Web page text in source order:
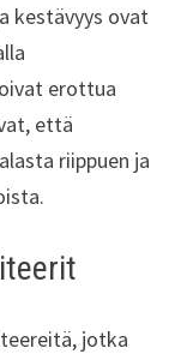
kestävyys ovat
erottua
että
riippuen ja
jotka